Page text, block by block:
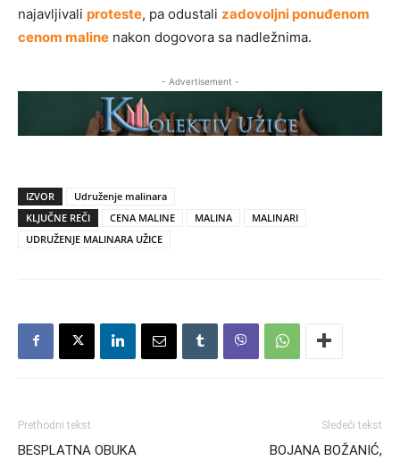
najavljivali proteste, pa odustali zadovoljni ponuđenom
cenom maline nakon dogovora sa nadležnima.
- Advertisement -
IZVOR
Udruženje malinara
KLJUČNE REČI
CENA MALINE MALINA
MALINARI
UDRUŽENJE MALINARA UŽICE
Prethodni tekst
BESPLATNA OBUKA
Sledeći tekst
BOJANA BOŽANIĆ,